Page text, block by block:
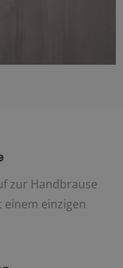
zur Handbrause
einzigen